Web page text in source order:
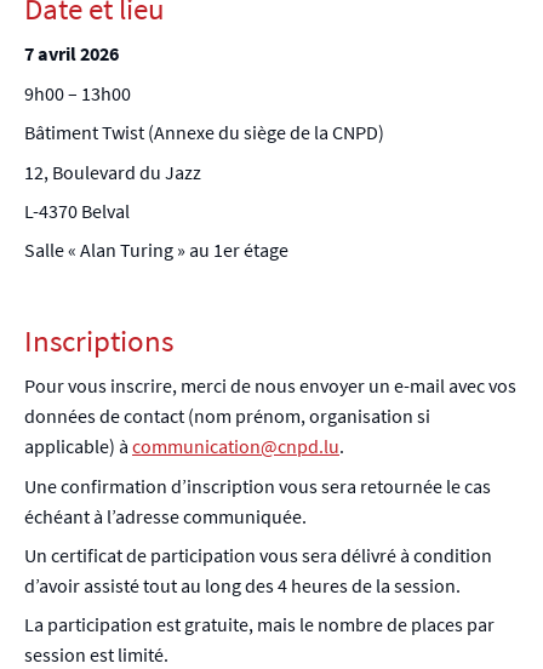
Date et lieu
7 avril 2026
9h00 – 13h00
Bâtiment Twist (Annexe du siège de la CNPD)
12, Boulevard du Jazz
L-4370 Belval
Salle « Alan Turing » au 1er étage
Inscriptions
Pour vous inscrire, merci de nous envoyer un e-mail avec vos
données de contact (nom prénom, organisation si
applicable) à communication@cnpd.lu.
Une confirmation d’inscription vous sera retournée le cas
échéant à l’adresse communiquée.
Un certificat de participation vous sera délivré à condition
d’avoir assisté tout au long des 4 heures de la session.
La participation est gratuite, mais le nombre de places par
session est limité.